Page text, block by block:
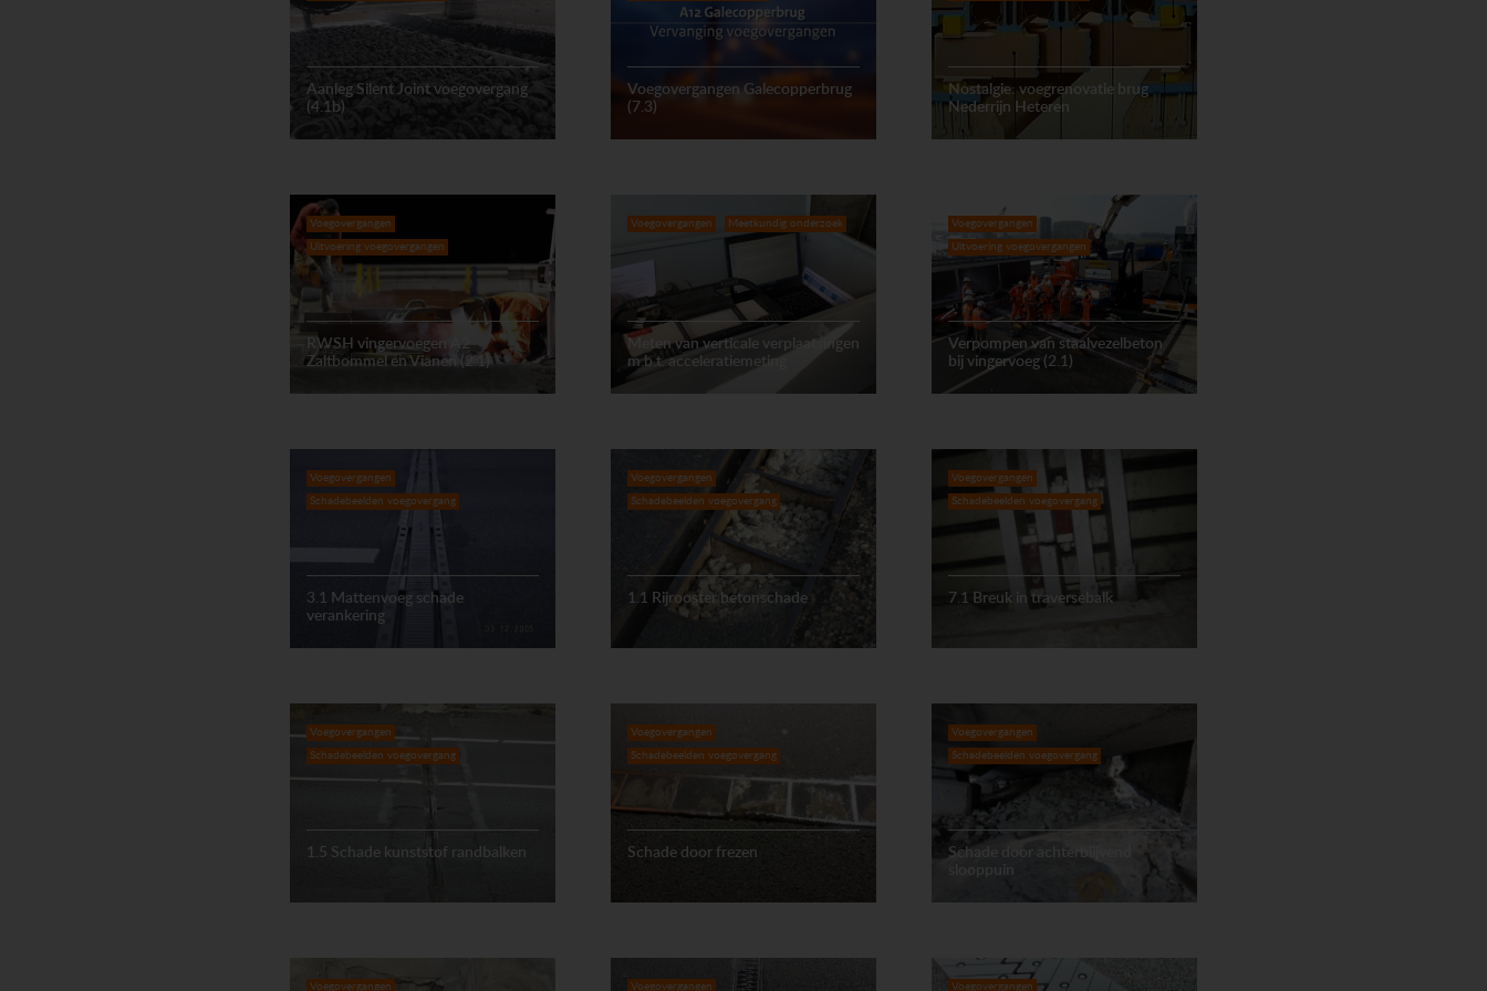
Aanleg Silent Joint voegovergang
(4.1b)
Voegovergangen Galecopperbrug
(7.3)
Nostalgie: voegrenovatie brug
Nederrijn Heteren
Voegovergangen
Uitvoering voegovergangen
RWSH vingervoegen A2
Zaltbommel en Vianen (2.1)
Voegovergangen Meetkundig onderzoek
Meten van verticale verplaatsingen
m.b.t. acceleratiemeting
Voegovergangen
Uitvoering voegovergangen
Verpompen van staalvezelbeton
bij vingervoeg (2.1)
Voegovergangen
Schadebeelden voegovergang
3.1 Mattenvoeg schade
verankering
Voegovergangen
Schadebeelden voegovergang
1.1 Rijrooster betonschade
Voegovergangen
Schadebeelden voegovergang
7.1 Breuk in traversebalk
Voegovergangen
Schadebeelden voegovergang
1.5 Schade kunststof randbalken
Voegovergangen
Schadebeelden voegovergang
Schade door frezen
Voegovergangen
Schadebeelden voegovergang
Schade door achterblijvend
slooppuin
Voegovergangen Voegovergangen Voegovergangen